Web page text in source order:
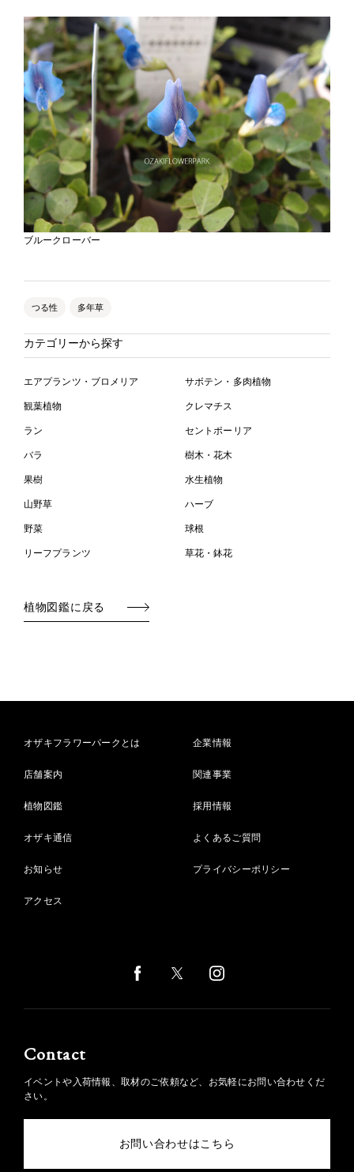
ブルークローバー
つる性 多年草
カテゴリーから探す
エアプランツ・ブロメリア サボテン・多肉植物
観葉植物 クレマチス
ラン セントポーリア
バラ 樹木・花木
果樹 水生植物
山野草 ハーブ
野菜 球根
リーフプランツ 草花・鉢花
植物図鑑に戻る
オザキフラワーパークとは
店舗案内
植物図鑑
オザキ通信
お知らせ
アクセス
企業情報
関連事業
採用情報
よくあるご質問
プライバシーポリシー
Contact
イベントや入荷情報、取材のご依頼など、お気軽にお問い合わせくだ
さい。
お問い合わせはこちら